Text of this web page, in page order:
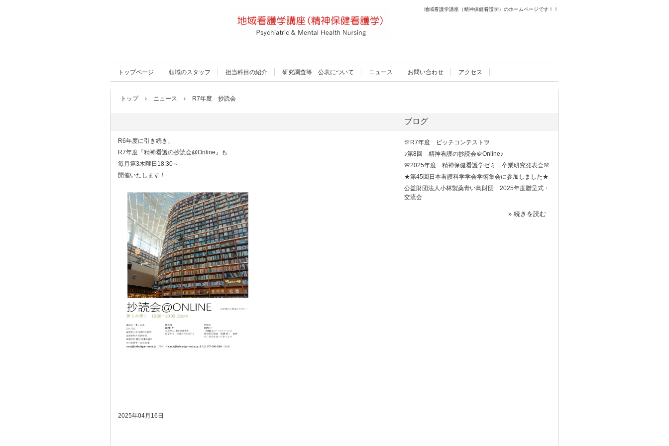
地域看護学講座（精神保健看護学）のホームページです！！
トップページ 領域のスタッフ 担当科目の紹介 研究調査等 公表について ニュース お問い合わせ アクセス
トップ › ニュース › R7年度 抄読会
R6年度に引き続き、
R7年度『精神看護の抄読会@Online』も
毎月第3木曜日18:30～
開催いたします！
2025年04月16日
ブログ
🎊R7年度 ピッチコンテスト🎊
♪第8回 精神看護の抄読会＠Online♪
🌸2025年度 精神保健看護学ゼミ 卒業研究発表会🌸
★第45回日本看護科学学会学術集会に参加しました★
公益財団法人小林製薬青い鳥財団 2025年度贈呈式・
交流会
» 続きを読む